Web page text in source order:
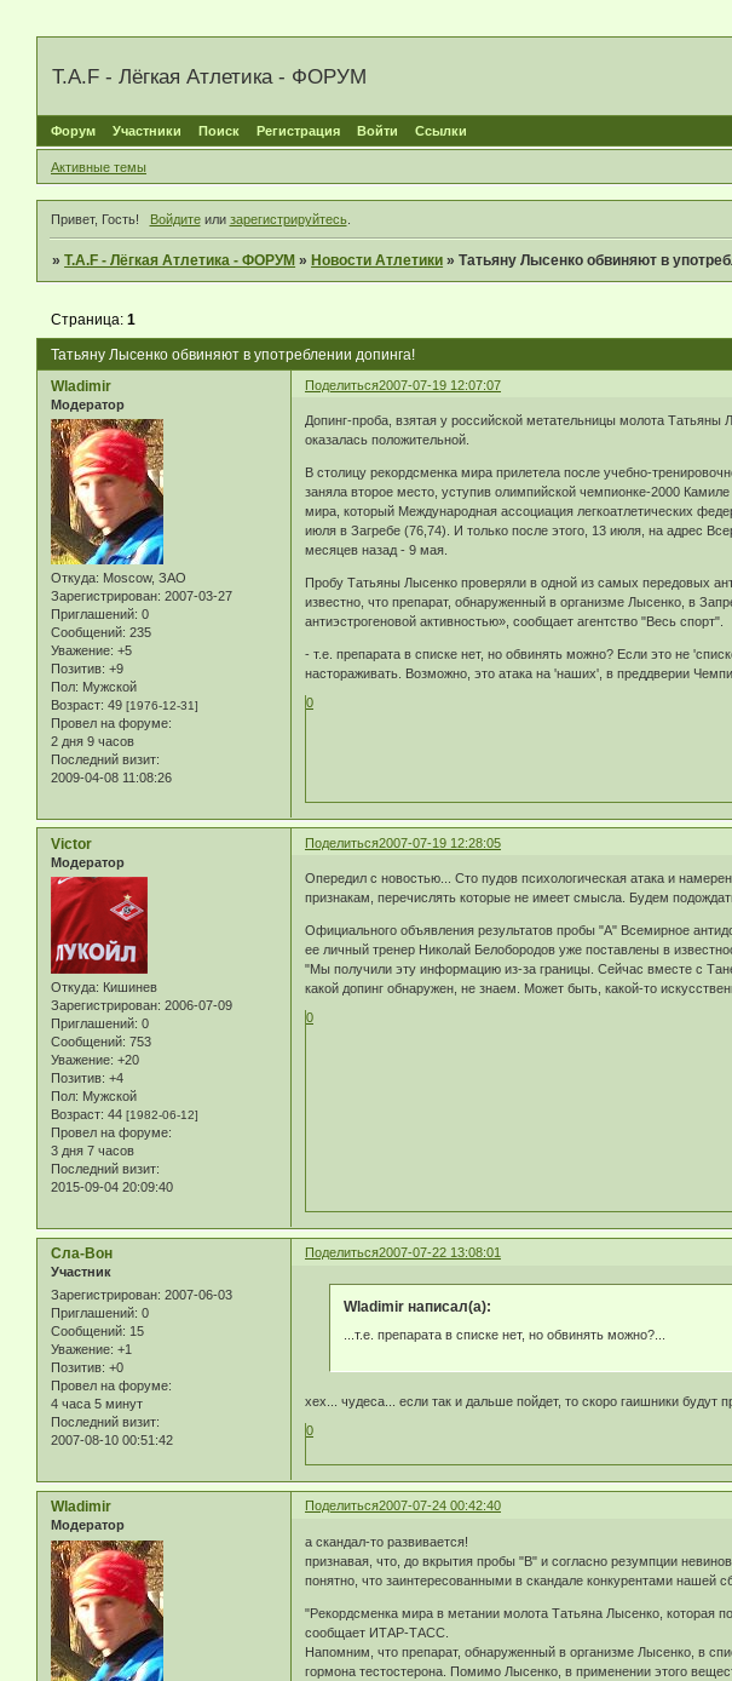
T.A.F - Лёгкая Атлетика - ФОРУМ
Форум Участники Поиск Регистрация Войти Ссылки
Активные темы
Привет, Гость! Войдитеили зарегистрируйтесь.
»T.A.F - Лёгкая Атлетика - ФОРУМ » Новости Атлетики »Татьяну Лысенко обвиняют в
Татьяну Лысенко обвиняют в употреблении допинга!
Страница:1
Поделиться2007-07-19 12:07:07
Wladimir
Модератор
Откуда: Moscow, ЗАО
Зарегистрирован: 2007-03-27
Приглашений: 0
Сообщений: 235
Уважение: +5
Позитив: +9
Пол: Мужской
Возраст: 49 [1976-12-31]
Провел на форуме:
2 дня 9 часов
Последний визит:
2009-04-08 11:08:26
Допинг-проба, взятая у российской метательницы молота Татьяны
оказалась положительной.
В столицу рекордсменка мира прилетела после учебно-
заняла второе место, уступив олимпийской чемпионке-2000
мира, который Международная ассоциация легкоатлетических
июля в Загребе (76,74). И только после этого, 13 июля, на адрес
месяцев назад - 9 мая.
Пробу Татьяны Лысенко проверяли в одной из самых передовых
известно, что препарат, обнаруженный в организме Лысенко, в
антиэстрогеновой активностью», сообщает агентство "Весь спорт".
- т.е. препарата в списке нет, но обвинять можно? Если это не
настораживать. Возможно, это атака на 'наших', в преддверии
0
Поделиться2007-07-19 12:28:05
Victor
Модератор
Откуда: Кишинев
Зарегистрирован: 2006-07-09
Приглашений: 0
Сообщений: 753
Уважение: +20
Позитив: +4
Пол: Мужской
Возраст: 44 [1982-06-12]
Провел на форуме:
3 дня 7 часов
Последний визит:
2015-09-04 20:09:40
Опередил с новостью... Сто пудов психологическая атака и
признакам, перечислять которые не имеет смысла. Будем
Официального объявления результатов пробы "А" Всемирное
ее личный тренер Николай Белобородов уже поставлены в
"Мы получили эту информацию из-за границы. Сейчас вместе с
какой допинг обнаружен, не знаем. Может быть, какой-то
0
Поделиться2007-07-22 13:08:01
Сла-Вон
Участник
Зарегистрирован: 2007-06-03
Приглашений: 0
Сообщений: 15
Уважение: +1
Позитив: +0
Провел на форуме:
4 часа 5 минут
Последний визит:
2007-08-10 00:51:42
Wladimir написал(а):
...т.е. препарата в списке нет, но обвинять можно?...
хех... чудеса... если так и дальше пойдет, то скоро гаишники будут
0
Поделиться2007-07-24 00:42:40
Wladimir
Модератор
а скандал-то развивается!
признавая, что, до вкрытия пробы "В" и согласно резумпции
понятно, что заинтересованными в скандале конкурентами нашей
"Рекордсменка мира в метании молота Татьяна Лысенко, которая
сообщает ИТАР-ТАСС.
Напомним, что препарат, обнаруженный в организме Лысенко, в
гормона тестостерона. Помимо Лысенко, в применении этого